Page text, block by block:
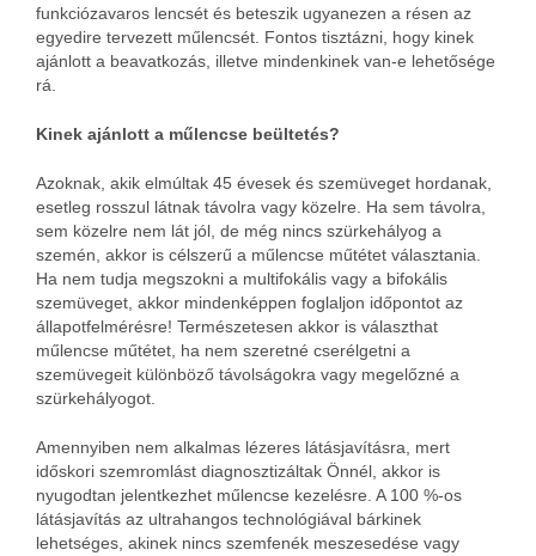
funkciózavaros lencsét és beteszik ugyanezen a résen az
egyedire tervezett műlencsét. Fontos tisztázni, hogy kinek
ajánlott a beavatkozás, illetve mindenkinek van-e lehetősége
rá.
Kinek ajánlott a műlencse beültetés?
Azoknak, akik elmúltak 45 évesek és szemüveget hordanak,
esetleg rosszul látnak távolra vagy közelre. Ha sem távolra,
sem közelre nem lát jól, de még nincs szürkehályog a
szemén, akkor is célszerű a műlencse műtétet választania.
Ha nem tudja megszokni a multifokális vagy a bifokális
szemüveget, akkor mindenképpen foglaljon időpontot az
állapotfelmérésre! Természetesen akkor is választhat
műlencse műtétet, ha nem szeretné cserélgetni a
szemüvegeit különböző távolságokra vagy megelőzné a
szürkehályogot.
Amennyiben nem alkalmas lézeres látásjavításra, mert
időskori szemromlást diagnosztizáltak Önnél, akkor is
nyugodtan jelentkezhet műlencse kezelésre. A 100 %-os
látásjavítás az ultrahangos technológiával bárkinek
lehetséges, akinek nincs szemfenék meszesedése vagy